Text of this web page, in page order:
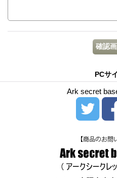
PCサ
Ark secret